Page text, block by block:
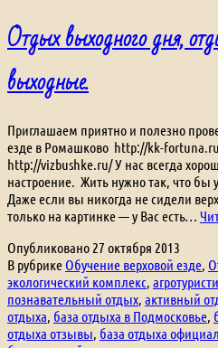
Отдых выходного дня,
выходные.
Приглашаем приятно и полезно
езде в Ромашково http://kk-
http://vizbushke.ru/ У нас всегда
настроение. Жить нужно так, что бы
Даже если вы никогда не сидели
только на картинке — у Вас есть…
Опубликовано 27 октября 2013
В рубрике Обучение верховой езде,
экологический комплекс,
познавательный отдых, активный
отдыха, база отдыха в Подмосковье,
отдыха отзывы, база отдыха